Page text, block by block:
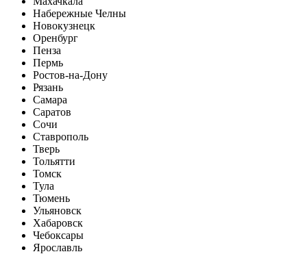
Набережные Челны
Новокузнецк
Оренбург
Пенза
Пермь
Ростов-на-Дону
Рязань
Самара
Саратов
Сочи
Ставрополь
Тверь
Тольятти
Томск
Тула
Тюмень
Ульяновск
Хабаровск
Чебоксары
Ярославль